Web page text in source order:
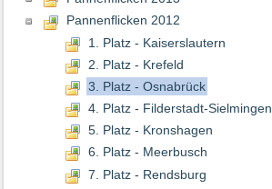
Pannenflicken 2012
1. Platz - Kaiserslautern
2. Platz - Krefeld
3. Platz - Osnabrück
4. Platz - Filderstadt-Sielmingen
5. Platz - Kronshagen
6. Platz - Meerbusch
7. Platz - Rendsburg